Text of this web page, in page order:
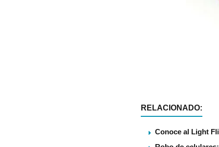
RELACIONADO:
Conoce al Light